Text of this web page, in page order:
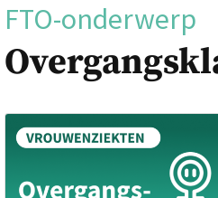
FTO-onderwerp